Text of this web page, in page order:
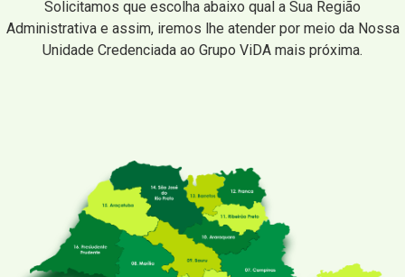
Solicitamos que escolha abaixo qual a Sua Região
Administrativa e assim, iremos lhe atender por meio da Nossa
Unidade Credenciada ao Grupo ViDA mais próxima.